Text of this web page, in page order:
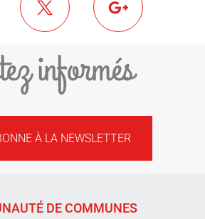
informés
À LA NEWSLETTER
DE COMMUNES